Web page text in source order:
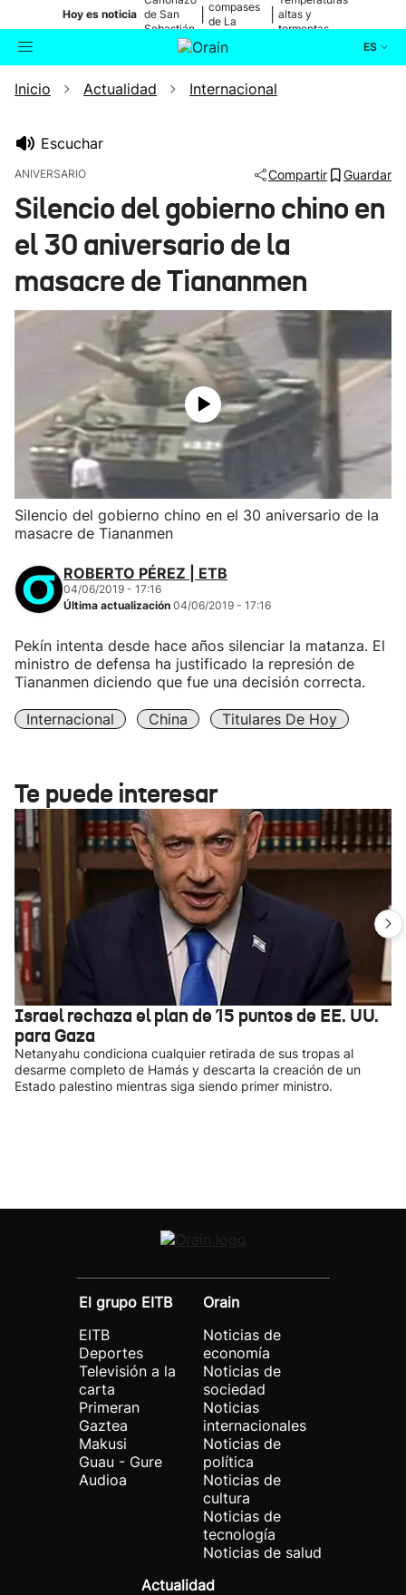
Hoy es noticia de San
Sebastián
compases
de La
altas y
tormentas
ES
Buscador Actualidad
Ikusmiran
Eguraldia
Inicio Actualidad Internacional
Escuchar
ANIVERSARIO Compartir Guardar
Silencio del gobierno chino en
el 30 aniversario de la
masacre de Tiananmen
Silencio del gobierno chino en el 30 aniversario de la
masacre de Tiananmen
ROBERTO PÉREZ | ETB
04/06/2019 - 17:16
Última actualización 04/06/2019 - 17:16
Pekín intenta desde hace años silenciar la matanza. El
ministro de defensa ha justificado la represión de
Tiananmen diciendo que fue una decisión correcta.
Internacional China Titulares De Hoy
Te puede interesar
Israel rechaza el plan de 15 puntos de EE. UU.
para Gaza
Netanyahu condiciona cualquier retirada de sus tropas al
desarme completo de Hamás y descarta la creación de un
Estado palestino mientras siga siendo primer ministro.
El grupo EITB
EITB
Deportes
Televisión a la
carta
Primeran
Gaztea
Makusi
Guau - Gure
Audioa
Orain
Noticias de
economía
Noticias de
sociedad
Noticias
internacionales
Noticias de
política
Noticias de
cultura
Noticias de
tecnología
Noticias de salud
Actualidad